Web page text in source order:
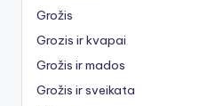
Grožis
Grozis ir kvapai
Grožis ir mados
Grožis ir sveikata